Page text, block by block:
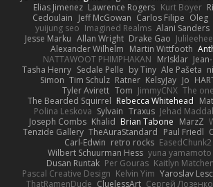
Elias Jimenez Lawrence Rogers Kurt Boyer
Cedoulain Jeff McGowan Carlos Filipe Oleg
yuijung seo Imagined Realms Alani Sanders
Jesse Marku Allan Wright Drake Gao
Alexander Wilhelm Martin Wittfooth
NATTAWOOT PHIMPHAKAN MrIsklar
Tasha Henry Sedale Pelle by Tiny Ale Pašeta
Simon Tim Schulz Ratner KelsyJay Jo
Tyler Avirett Tom JimmyCNX The
The Bearded Squirrel Rebecca Whitehead
Polina Leskova Sylvain Traxus Jehad
Joseph Combs Khalid Brian Tabone MarzZ
Tenzide Gallery TheAuraStandard Paul Friedl
Carl-Edwin retro rocks EasedChunk2
Wilbert Schuurman Hess yuna yamamoto
Dusan Runtak Per Gouras Kaitlyn
Pascal Creative Design Kelvin Yim Yaroslav
ThatRamenDude CluelessArt Cергей Лозенко